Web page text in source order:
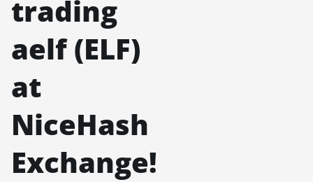
trading
aelf (ELF)
at
NiceHash
Exchange!